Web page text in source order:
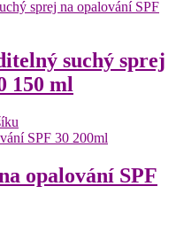
suchý sprej
150 ml
opalování SPF